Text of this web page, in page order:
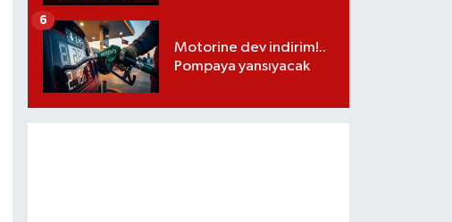
Motorine dev indirim!..
Pompaya yansıyacak
6